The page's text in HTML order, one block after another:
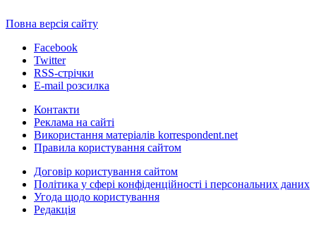
Повна версія сайту
Facebook
Twitter
RSS-стрічки
E-mail розсилка
Контакти
Реклама на сайті
Використання матеріалів korrespondent.net
Правила користування сайтом
Договір користування сайтом
Політика у сфері конфіденційності і персональних даних
Угода щодо користування
Редакція